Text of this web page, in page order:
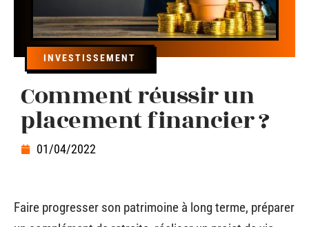
INVESTISSEMENT
Comment réussir un
placement financier ?
01/04/2022
Faire progresser son patrimoine à long terme, préparer